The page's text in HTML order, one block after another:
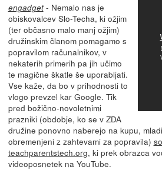
engadget- Nemalo nas je
obiskovalcev Slo-Techa, ki ožjim
(ter občasno malo manj ožjim)
družinskim članom pomagamo s
popravilom računalnikov, v
nekaterih primerih pa jih učimo
te magične škatle še uporabljati.
Vse kaže, da bo v prihodnosti to
vlogo prevzel kar Google. Tik
pred božično-novoletnimi
prazniki (obdobje, ko se v ZDA
družine ponovno naberejo na kupu,
obremenjeni z zahtevami za popravila)
teachparentstech.org, ki prek obrazca
videoposnetek na YouTube.